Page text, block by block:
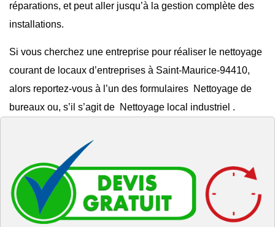
réparations, et peut aller jusqu’à la gestion complète des
installations.
Si vous cherchez une entreprise pour réaliser le nettoyage
courant de locaux d’entreprises à Saint-Maurice-94410,
alors reportez-vous à l’un des formulaires Nettoyage de
bureaux ou, s’il s’agit de Nettoyage local industriel .